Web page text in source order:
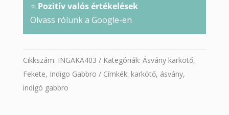
⭐ Pozitív valós értékelések
Olvass rólunk a Google-en
Cikkszám: INGAKA403 Kategóriák: Ásvány karkötő,
Fekete, Indigo Gabbro Címkék: karkötő, ásvány,
indigó gabbro